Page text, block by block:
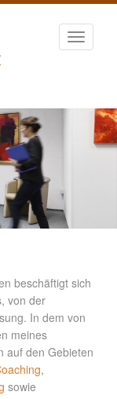
Toggle
beschäftigt sich
von der
In dem von
meines
auf den Gebieten
,
sowie